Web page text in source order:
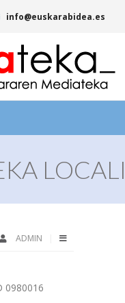
info@euskarabidea.es
ADMIN
0980016